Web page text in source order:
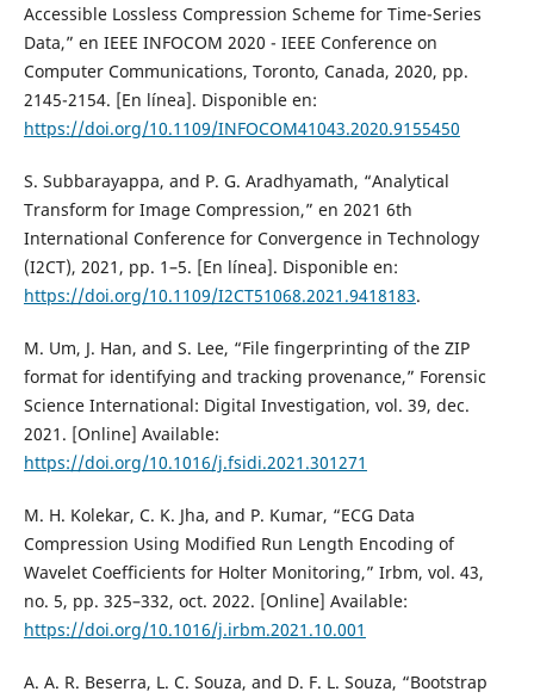
Accessible Lossless Compression Scheme for Time-Series
Data,” en IEEE INFOCOM 2020 - IEEE Conference on
Computer Communications, Toronto, Canada, 2020, pp.
2145-2154. [En línea]. Disponible en:
https://doi.org/10.1109/INFOCOM41043.2020.9155450
S. Subbarayappa, and P. G. Aradhyamath, “Analytical
Transform for Image Compression,” en 2021 6th
International Conference for Convergence in Technology
(I2CT), 2021, pp. 1–5. [En línea]. Disponible en:
https://doi.org/10.1109/I2CT51068.2021.9418183.
M. Um, J. Han, and S. Lee, “File fingerprinting of the ZIP
format for identifying and tracking provenance,” Forensic
Science International: Digital Investigation, vol. 39, dec.
2021. [Online] Available:
https://doi.org/10.1016/j.fsidi.2021.301271
M. H. Kolekar, C. K. Jha, and P. Kumar, “ECG Data
Compression Using Modified Run Length Encoding of
Wavelet Coefficients for Holter Monitoring,” Irbm, vol. 43,
no. 5, pp. 325–332, oct. 2022. [Online] Available:
https://doi.org/10.1016/j.irbm.2021.10.001
A. A. R. Beserra, L. C. Souza, and D. F. L. Souza, “Bootstrap